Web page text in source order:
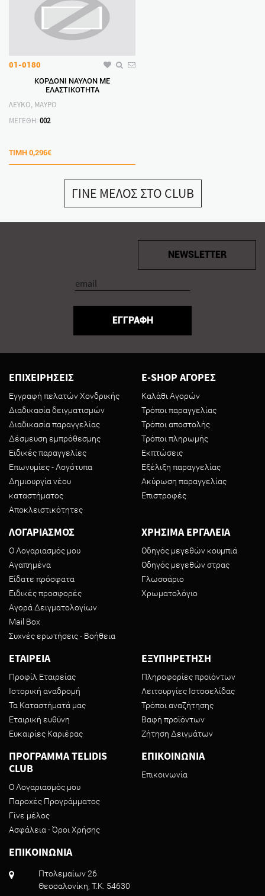
01-0180
ΚΟΡΔΟΝΙ ΝΑΥΛΟΝ ΜΕ
ΕΛΑΣΤΙΚΟΤΗΤΑ
ΛΕΥΚΟ, ΜΑΥΡΟ
ΜΕΓΕΘΗ: 002
ΤΙΜΗ 0,296€
ΓΙΝΕ ΜΕΛΟΣ ΣΤΟ CLUB
NEWSLETTER
ΕΓΓΡΑΦΗ
ΕΠΙΧΕΙΡΗΣΕΙΣ
Εγγραφή πελατών Χονδρικής
Διαδικασία δειγματισμών
Διαδικασία παραγγελίας
Δέσμευση εμπρόθεσμης
Ειδικές παραγγελίες
Επωνυμίες - Λογότυπα
Δημιουργία νέου
καταστήματος
Αποκλειστικότητες
E-SHOP ΑΓΟΡΕΣ
Καλάθι Αγορών
Τρόποι παραγγελίας
Τρόποι αποστολής
Τρόποι πληρωμής
Εκπτώσεις
Εξέλιξη παραγγελίας
Ακύρωση παραγγελίας
Επιστροφές
ΛΟΓΑΡΙΑΣΜΟΣ
Ο Λογαριασμός μου
Αγαπημένα
Είδατε πρόσφατα
Ειδικές προσφορές
Αγορά Δειγματολογίων
Mail Box
Συχνές ερωτήσεις - Βοήθεια
ΧΡΗΣΙΜΑ ΕΡΓΑΛΕΙΑ
Οδηγός μεγεθών κουμπιά
Οδηγός μεγεθών στρας
Γλωσσάριο
Χρωματολόγιο
ΕΤΑΙΡΕΙΑ
Προφίλ Εταιρείας
Ιστορική αναδρομή
Τα Καταστήματά μας
Εταιρική ευθύνη
Ευκαιρίες Καριέρας
ΕΞΥΠΗΡΕΤΗΣΗ
Πληροφορίες προϊόντων
Λειτουργίες Ιστοσελίδας
Τρόποι αναζήτησης
Βαφή προϊόντων
Ζήτηση Δειγμάτων
ΠΡΟΓΡΑΜΜΑ TELIDIS
CLUB
Ο Λογαριασμός μου
Παροχές Προγράμματος
Γίνε μέλος
Ασφάλεια - Όροι Χρήσης
ΕΠΙΚΟΙΝΩΝΙΑ
Επικοινωνία
ΕΠΙΚΟΙΝΩΝΙΑ
Πτολεμαίων 26
Θεσσαλονίκη, T.K. 54630